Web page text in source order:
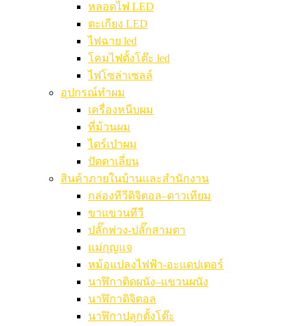
หลอดไฟ LED
ตะเกียง LED
ไฟฉาย led
โคมไฟตั้งโต๊ะ led
ไฟโซล่าเซลล์
อุปกรณ์ทำผม
เครื่องหนีบผม
ที่ม้วนผม
ไดร์เป่าผม
ปัตตาเลี่ยน
สินค้าภายในบ้านและสำนักงาน
กล่องทีวีดิจิตอล–ดาวเทียม
ขาแขวนทีวี
ปลั๊กพ่วง-ปลั๊กสามตา
แม่กุญแจ
หม้อแปลงไฟฟ้า-อะแดปเตอร์
นาฬิกาติดผนัง–แขวนผนัง
นาฬิกาดิจิตอล
นาฬิกาปลุกตั้งโต๊ะ